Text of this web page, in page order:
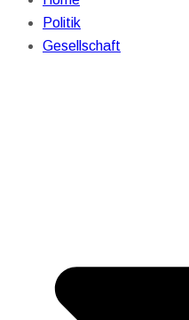
Politik
Gesellschaft